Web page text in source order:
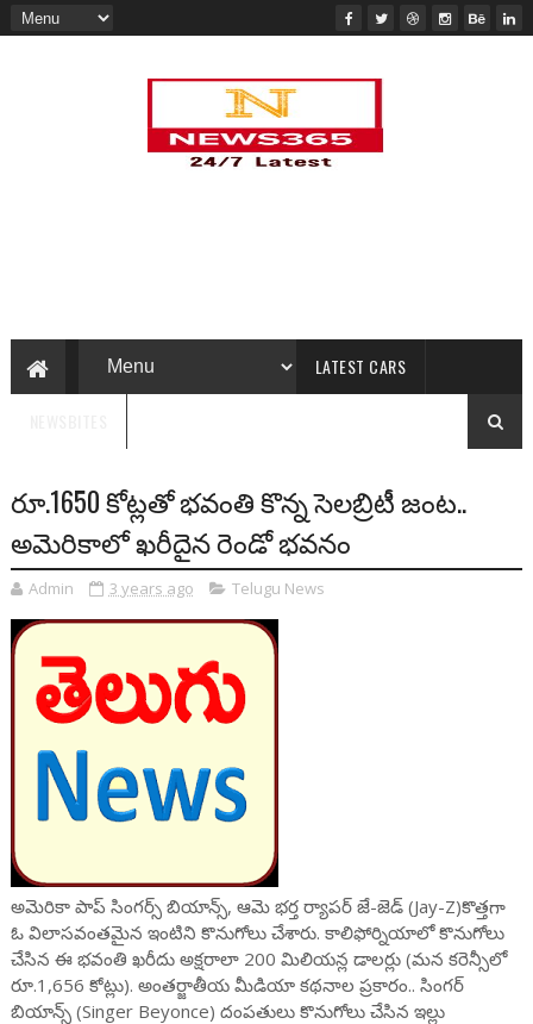
LATEST CARS
రూ.1650 కోట్లతో భవంతి కొన్న సెలబ్రిటీ జంట..
అమెరికాలో ఖరీదైన రెండో భవనం
Admin 3 years ago Telugu News
అమెరికా పాప్ సింగర్స్‌ బియాన్స్‌, ఆమె భర్త ర్యాపర్‌ జే-జెడ్‌ (Jay-Z)కొత్తగా
ఓ విలాసవంతమైన ఇంటిని కొనుగోలు చేశారు. కాలిఫోర్నియాలో కొనుగోలు
చేసిన ఈ భవంతి ఖరీదు అక్షరాలా 200 మిలియన్ల డాలర్లు (మన కరెన్సీలో
రూ.1,656 కోట్లు). అంతర్జాతీయ మీడియా కథనాల ప్రకారం.. సింగర్
బియాన్స్ (Singer Beyonce) దంపతులు కొనుగోలు చేసిన ఇల్లు